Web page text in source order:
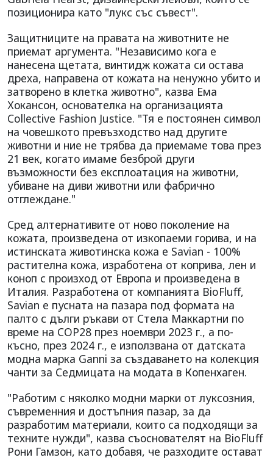
позиционира като "лукс със съвест".
Защитниците на правата на животните не
приемат аргумента. "Независимо кога е
нанесена щетата, винтидж кожата си остава
дреха, направена от кожата на ненужно убито и
затворено в клетка животно", казва Ема
Хокансон, основателка на организацията
Collective Fashion Justice. "Тя е постоянен символ
на човешкото превъзходство над другите
животни и ние не трябва да приемаме това през
21 век, когато имаме безброй други
възможности без експлоатация на животни,
убиване на диви животни или фабрично
отглеждане."
Сред алтернативите от ново поколение на
кожата, произведена от изкопаеми горива, и на
истинската животинска кожа е Savian - 100%
растителна кожа, изработена от коприва, лен и
коноп с произход от Европа и произведена в
Италия. Разработена от компанията BioFluff,
Savian е пусната на пазара под формата на
палто с дълги ръкави от Стела Маккартни по
време на COP28 през ноември 2023 г., а по-
късно, през 2024 г., е използвана от датската
модна марка Ganni за създаването на колекция
чанти за Седмицата на модата в Копенхаген.
"Работим с няколко модни марки от луксозния,
съвременния и достъпния пазар, за да
разработим материали, които са подходящи за
техните нужди", казва съоснователят на BioFluff
Рони Гамзон, като добавя, че разходите остават